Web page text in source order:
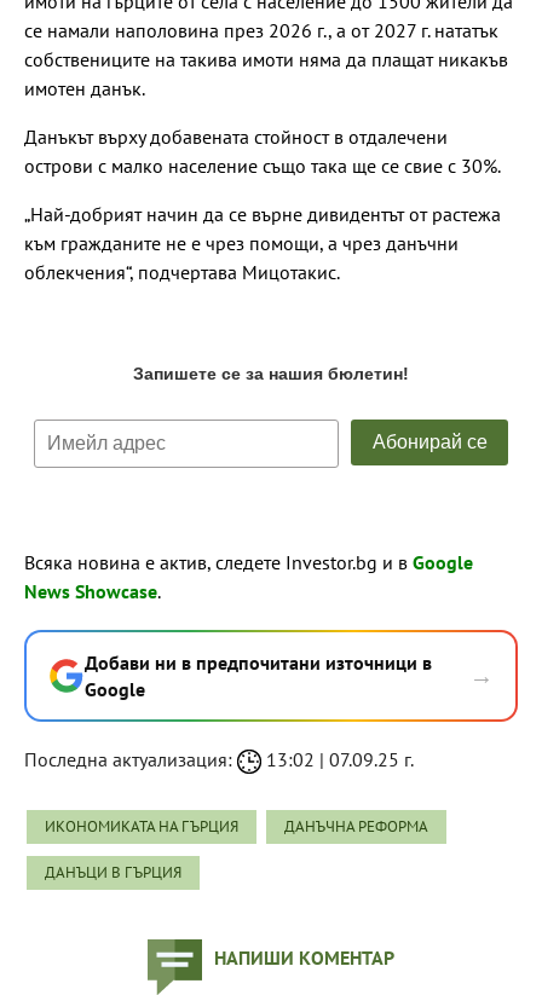
се намали наполовина през 2026 г., а от 2027 г. нататък
собствениците на такива имоти няма да плащат никакъв
имотен данък.
Данъкът върху добавената стойност в отдалечени
острови с малко население също така ще се свие с 30%.
„Най-добрият начин да се върне дивидентът от растежа
към гражданите не е чрез помощи, а чрез данъчни
облекчения“, подчертава Мицотакис.
Всяка новина е актив, следете Investor.bg и в Google
News Showcase.
Добави ни в предпочитани източници в
Google
→
Последна актуализация: 13:02 | 07.09.25 г.
ИКОНОМИКАТА НА ГЪРЦИЯ ДАНЪЧНА РЕФОРМА
ДАНЪЦИ В ГЪРЦИЯ
НАПИШИ КОМЕНТАР